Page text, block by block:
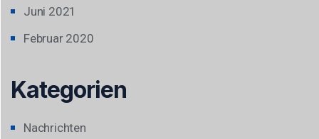
Juni 2021
Februar 2020
Kategorien
Nachrichten